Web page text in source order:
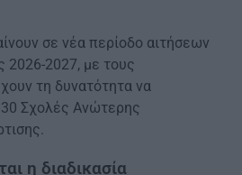
σε νέα περίοδο αιτήσεων
2026-2027, με τους
τη δυνατότητα να
30 Σχολές Ανώτερης
η διαδικασία